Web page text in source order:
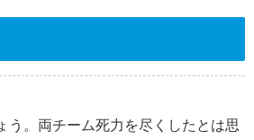
う。両チーム死力を尽くしたとは思